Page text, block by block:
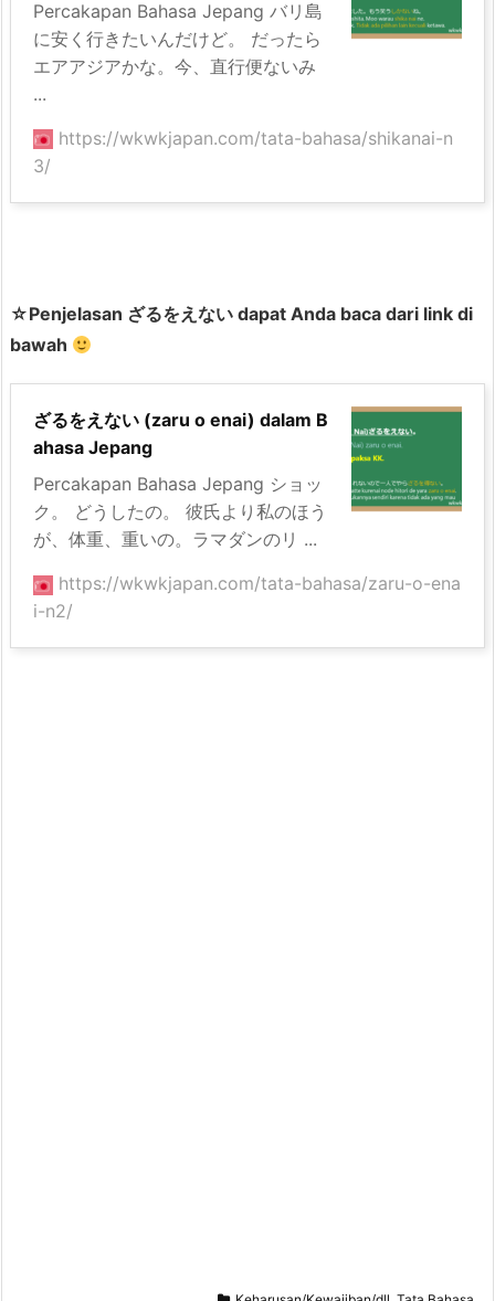
Percakapan Bahasa Jepang バリ島
に安く行きたいんだけど。 だったら
エアアジアかな。今、直行便ないみ
...
https://wkwkjapan.com/tata-bahasa/shikanai-n
3/
☆Penjelasan ざるをえない dapat Anda baca dari link di
bawah
ざるをえない (zaru o enai) dalam B
ahasa Jepang
Percakapan Bahasa Jepang ショッ
ク。 どうしたの。 彼氏より私のほう
が、体重、重いの。ラマダンのリ ...
https://wkwkjapan.com/tata-bahasa/zaru-o-ena
i-n2/